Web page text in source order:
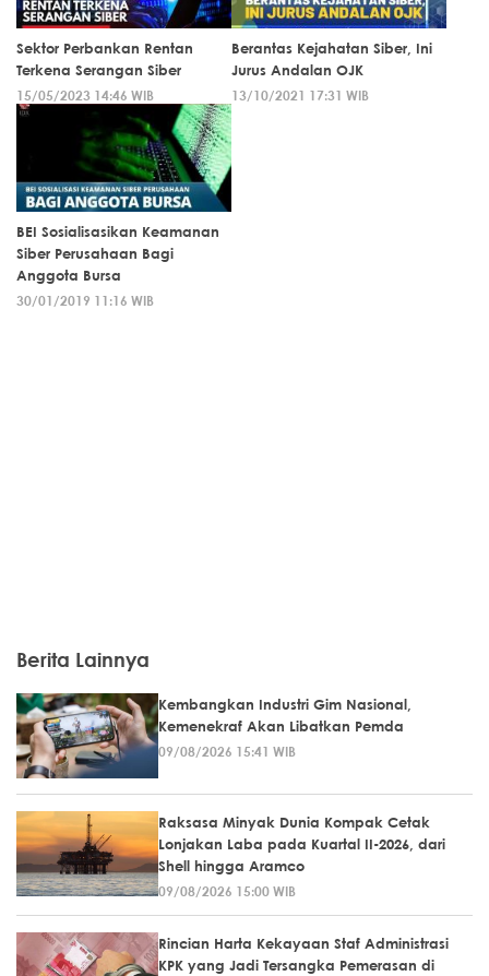
Sektor Perbankan Rentan
Terkena Serangan Siber
15/05/2023 14:46 WIB
Berantas Kejahatan Siber, Ini
Jurus Andalan OJK
13/10/2021 17:31 WIB
BEI Sosialisasikan Keamanan
Siber Perusahaan Bagi
Anggota Bursa
30/01/2019 11:16 WIB
Berita Lainnya
Kembangkan Industri Gim Nasional,
Kemenekraf Akan Libatkan Pemda
09/08/2026 15:41 WIB
Raksasa Minyak Dunia Kompak Cetak
Lonjakan Laba pada Kuartal II-2026, dari
Shell hingga Aramco
09/08/2026 15:00 WIB
Rincian Harta Kekayaan Staf Administrasi
KPK yang Jadi Tersangka Pemerasan di